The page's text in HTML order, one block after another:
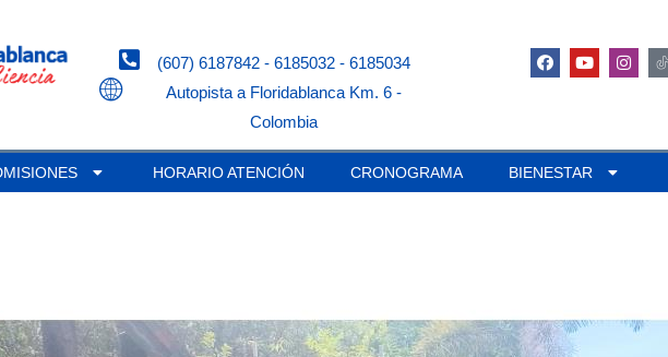
(607) 6187842 - 6185032 - 6185034
Autopista a Floridablanca Km. 6 -
Colombia
HORARIO ATENCIÓN CRONOGRAMA BIENESTAR